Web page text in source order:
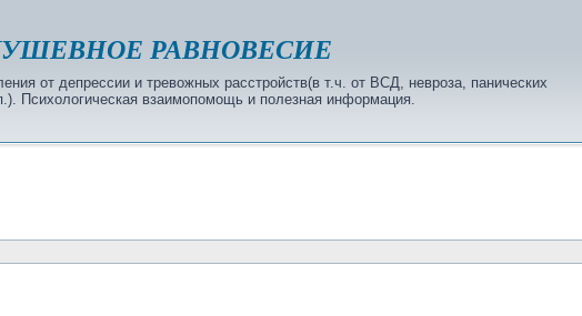
РАВНОВЕСИЕ
от депрессии и тревожных расстройств(в т.ч. от ВСД, невроза, панических
Психологическая взаимопомощь и полезная информация.